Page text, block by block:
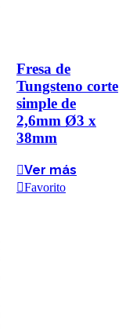
Fresa de
Tungsteno corte
simple de
2,6mm Ø3 x
38mm
Ver más
Favorito